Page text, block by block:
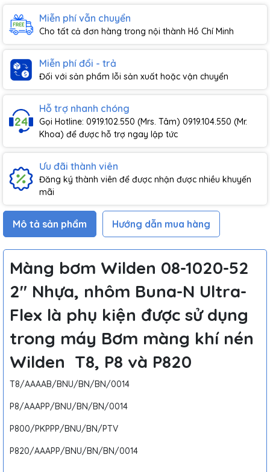
Miễn phí vẫn chuyển
Cho tất cả đơn hàng trong nội thành Hồ Chí Minh
Miễn phí đổi - trả
Đối với sản phẩm lỗi sản xuất hoặc vận chuyển
Hỗ trợ nhanh chóng
Gọi Hotline: 0919.102.550 (Mrs. Tâm) 0919.104.550 (Mr.
Khoa) để được hỗ trợ ngay lập tức
Ưu đãi thành viên
Đăng ký thành viên để được nhận được nhiều khuyến
mãi
Mô tả sản phẩm Hướng dẫn mua hàng
Màng bơm Wilden 08-1020-52
2″ Nhựa, nhôm Buna-N Ultra-
Flex là phụ kiện được sử dụng
trong máy Bơm màng khí nén
Wilden T8, P8 và P820
T8/AAAAB/BNU/BN/BN/0014
P8/AAAPP/BNU/BN/BN/0014
P800/PKPPP/BNU/BN/PTV
P820/AAAPP/BNU/BN/BN/0014